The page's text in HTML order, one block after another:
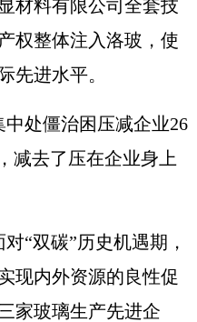
材料有限公司全套技
权整体注入洛玻，使
先进水平。
处僵治困压减企业26
减去了压在企业身上
对“双碳”历史机遇期，
现内外资源的良性促
家玻璃生产先进企